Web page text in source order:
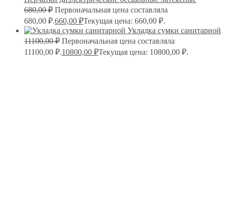
680,00₽ Первоначальная цена составляла
680,00 ₽.660,00 ₽Текущая цена: 660,00 ₽.
Укладка сумки санитарной
11100,00₽ Первоначальная цена составляла
11100,00 ₽.10800,00 ₽Текущая цена: 10800,00 ₽.